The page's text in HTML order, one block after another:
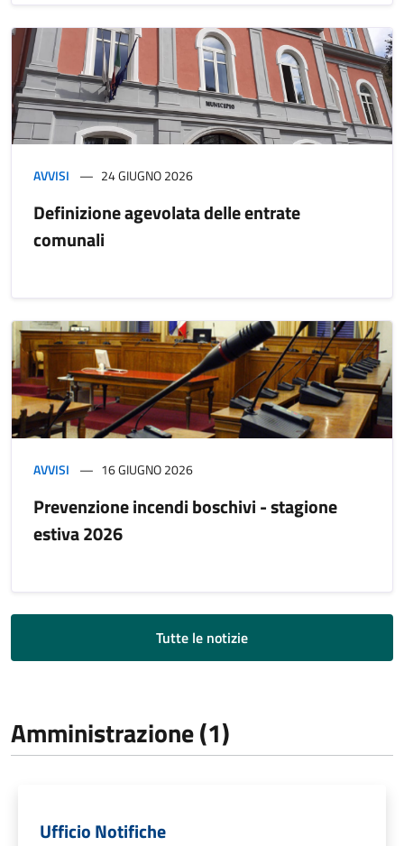
AVVISI 24 GIUGNO 2026
Definizione agevolata delle entrate
comunali
AVVISI 16 GIUGNO 2026
Prevenzione incendi boschivi - stagione
estiva 2026
Tutte le notizie
Amministrazione (1)
Ufficio Notifiche